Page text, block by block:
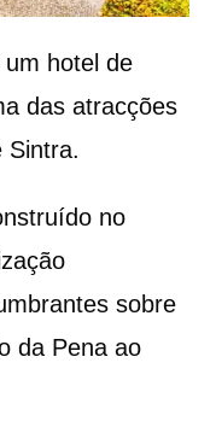
hotel de
das atracções
Sintra.
no
sobre
da Pena ao